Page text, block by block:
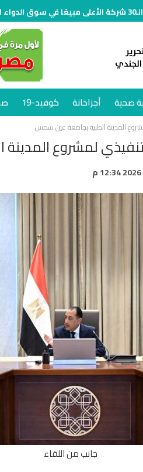
70%
صحية أجزاخانة كوفيد-19
المدينة الطبية بجامعة عين شمس
لمشروع
جانب من اللقاء